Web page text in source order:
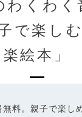
わくわく
で楽し
楽絵本」
料。親子で楽し